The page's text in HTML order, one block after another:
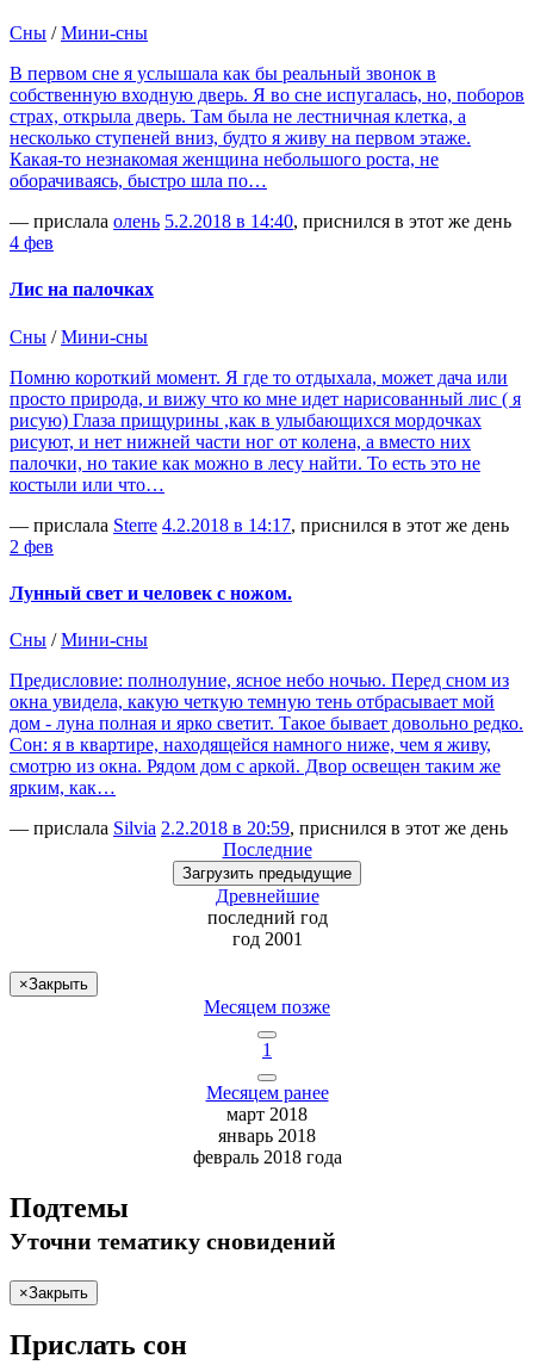
Сны /Мини-сны
В первом сне я услышала как бы реальный звонок в
собственную входную дверь. Я во сне испугалась, но, поборов
страх, открыла дверь. Там была не лестничная клетка, а
несколько ступеней вниз, будто я живу на первом этаже.
Какая-то незнакомая женщина небольшого роста, не
оборачиваясь, быстро шла по…
— прислала олень 5.2.2018 в 14:40, приснился в этот же день
4 фев
Лис на палочках
Сны /Мини-сны
Помню короткий момент. Я где то отдыхала, может дача или
просто природа, и вижу что ко мне идет нарисованный лис ( я
рисую) Глаза прищурины ,как в улыбающихся мордочках
рисуют, и нет нижней части ног от колена, а вместо них
палочки, но такие как можно в лесу найти. То есть это не
костыли или что…
— прислала Sterre 4.2.2018 в 14:17, приснился в этот же день
2 фев
Лунный свет и человек с ножом.
Сны /Мини-сны
Предисловие: полнолуние, ясное небо ночью. Перед сном из
окна увидела, какую четкую темную тень отбрасывает мой
дом - луна полная и ярко светит. Такое бывает довольно редко.
Сон: я в квартире, находящейся намного ниже, чем я живу,
смотрю из окна. Рядом дом с аркой. Двор освещен таким же
ярким, как…
— прислала Silvia 2.2.2018 в 20:59, приснился в этот же день
Последние
Загрузить предыдущие
Древнейшие
последний год
год 2001
×Закрыть
Месяцем позже
1
Месяцем ранее
март 2018
январь 2018
февраль 2018 года
Подтемы
Уточни тематику сновидений
×Закрыть
Прислать сон